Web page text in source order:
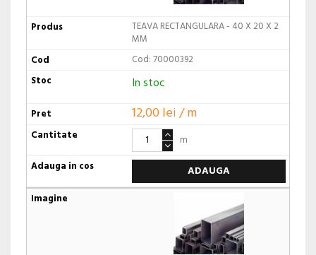
TEAVA RECTANGULARA - 40 X 20 X 2
MM
Cod: 70000392
In stoc
12,00 lei / m
m
ADAUGA